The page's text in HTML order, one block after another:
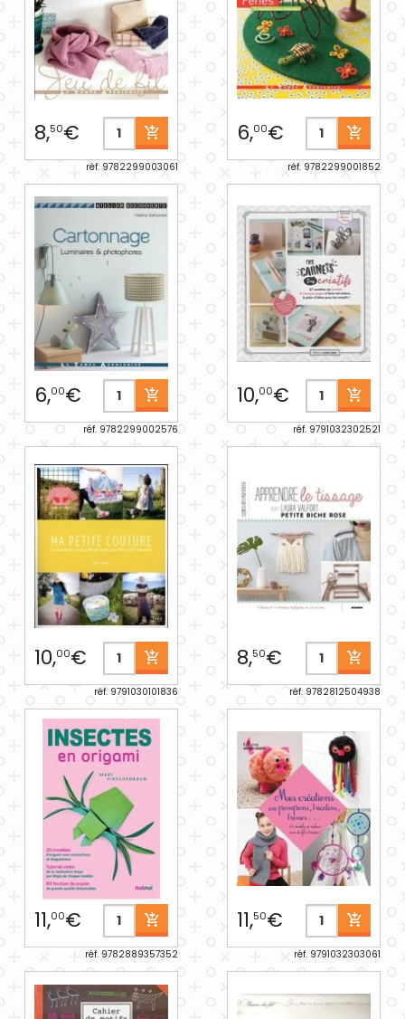
8,50€
réf. 9782299003061
6,00€
réf. 9782299001852
6,00€
réf. 9782299002576
10,00€
réf. 9791032302521
10,00€
réf. 9791030101836
8,50€
réf. 9782812504938
11,00€
réf. 9782889357352
11,50€
réf. 9791032303061